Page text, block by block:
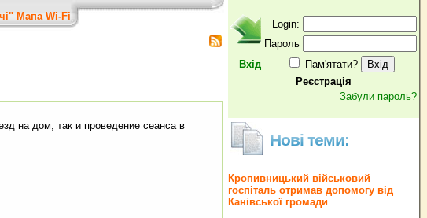
Мапа Wi-Fi
на дом, так и проведение сеанса в
Вхід
Login:
Пароль
Пам'ятати?
Реєстрація
Забули пароль?
Нові теми:
Кропивницький військовий
госпіталь отримав допомогу від
Канівської громади